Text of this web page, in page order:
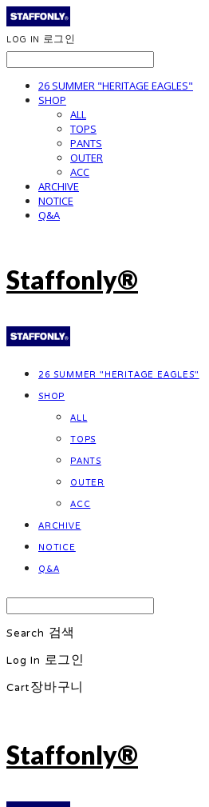
LOG IN 로그인
26 SUMMER "HERITAGE EAGLES"
SHOP
ALL
TOPS
PANTS
OUTER
ACC
ARCHIVE
NOTICE
Q&A
Staffonly®
26 SUMMER "HERITAGE EAGLES"
SHOP
ALL
TOPS
PANTS
OUTER
ACC
ARCHIVE
NOTICE
Q&A
Search 검색
Log In 로그인
Cart장바구니
Staffonly®